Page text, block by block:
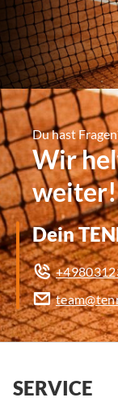
Du hast
Wir
weiter!
Dein
SERVICE